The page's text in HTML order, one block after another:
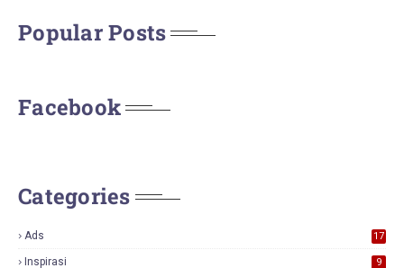
Popular Posts
Facebook
Categories
Ads
17
Inspirasi 9